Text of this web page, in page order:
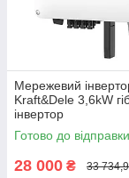
Мережевий
Kraft&Dele 3,6kW
інвертор
Готово до відправки
28 000 ₴ 33